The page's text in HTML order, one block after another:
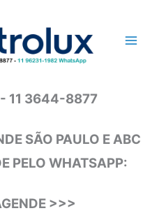
11 3644-8877
SÃO PAULO E ABC
PELO WHATSAPP:
>>>